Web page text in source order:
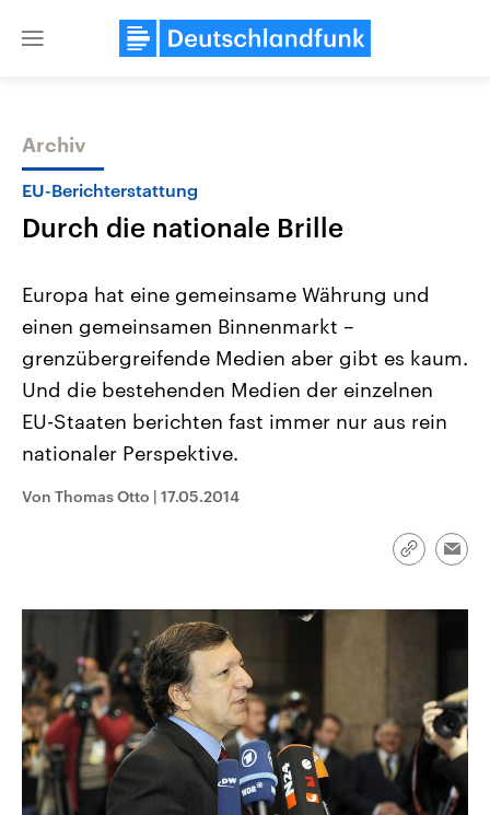
Close
Themen
USA
Aktuelle Beiträge, Analysen und
Hintergründe
Wirtschaftlich und militärisch
gehören die Vereinigten Staaten zu
den mächtigsten Ländern der Erde,
mit großem Einfluss auf das
aktuelle Weltgeschehen.
Nahostkonflikt
Aktuelle Lage und
Der Überfall der
Terrororganisation Hamas
Audio-Archiv
Archiv
EU-Berichterstattung
Durch die nationale Brille
Europa hat eine gemeinsame Währung und
einen gemeinsamen Binnenmarkt –
grenzübergreifende Medien aber gibt es kaum.
Und die bestehenden Medien der einzelnen
EU-Staaten berichten fast immer nur aus rein
nationaler Perspektive.
Von Thomas Otto | 17.05.2014
Link